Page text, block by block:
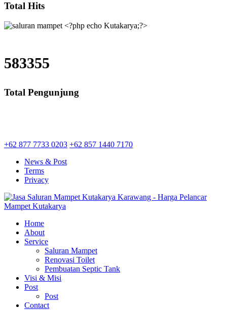
Total Hits
583355
Total Pengunjung
+62 877 7733 0203 +62 857 1440 7170
News & Post
Terms
Privacy
Home
About
Service
Saluran Mampet
Renovasi Toilet
Pembuatan Septic Tank
Visi & Misi
Post
Post
Contact